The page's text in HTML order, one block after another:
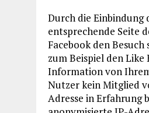
Durch die Einbindung
entsprechende Seite
Facebook den
zum Beispiel den
Information von
Nutzer kein Mitglied
Adresse in Erfahrung